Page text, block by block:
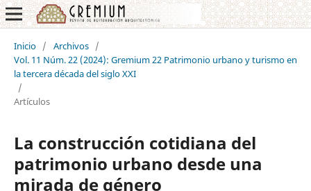
Inicio / Archivos /
Vol. 11 Núm. 22 (2024): Gremium 22 Patrimonio urbano y turismo en
la tercera década del siglo XXI
/
Artículos
La construcción cotidiana del
patrimonio urbano desde una
mirada de género